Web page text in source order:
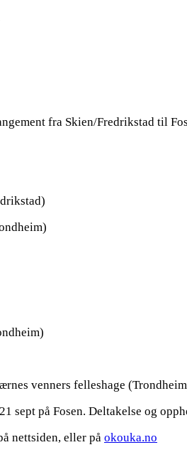
fra Skien/Fredrikstad til
venners felleshage
sept på Fosen. Deltakelse og
nettsiden, eller på okouka.no